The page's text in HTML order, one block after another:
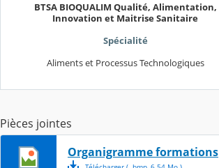
BTSA BIOQUALIM Qualité, Alimentation,
Innovation et Maitrise Sanitaire
Spécialité
Aliments et Processus Technologiques
Pièces jointes
Organigramme formations